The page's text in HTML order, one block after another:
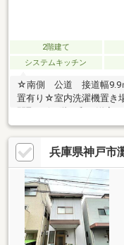
2階建て
システムキッチン
☆南側 公道 接道幅9.9
置有り☆室内洗濯機置き
甲道】 徒歩10分☆徒歩
き 陽当り・通風良好☆
す◇阪急オアシス六甲
神戸市立高羽小学校 徒
諸費用のローンも可能▼
行・地銀等、あらゆる
当させていただきます。
兵庫県神戸市